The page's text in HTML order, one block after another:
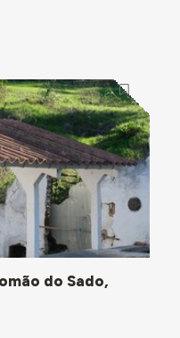
do Sado,